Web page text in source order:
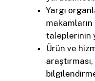
Yargı
taleplerinin
Ürün ve